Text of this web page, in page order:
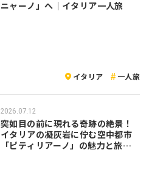
ニャーノ」へ｜イタリア一人旅
イタリア 一人旅
2026.07.12
突如目の前に現れる奇跡の絶景！
イタリアの凝灰岩に佇む空中都市
「ピティリアーノ」の魅力と旅の